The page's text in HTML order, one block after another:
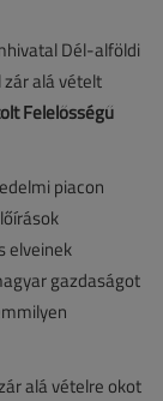
Dél-alföldi
zár alá vételt
Felelősségű
piacon
elveinek
gazdaságot
alá vételre okot